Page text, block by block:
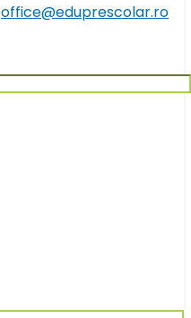
office@eduprescolar.ro